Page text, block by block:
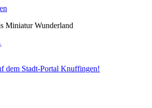
Miniatur Wunderland
dem Stadt-Portal Knuffingen!